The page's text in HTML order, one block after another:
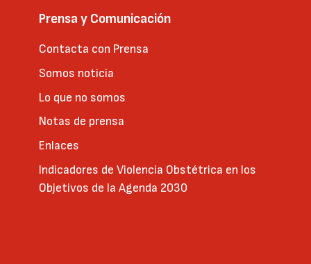
Prensa y Comunicación
Contacta con Prensa
Somos noticia
Lo que no somos
Notas de prensa
Enlaces
Indicadores de Violencia Obstétrica en los
Objetivos de la Agenda 2030